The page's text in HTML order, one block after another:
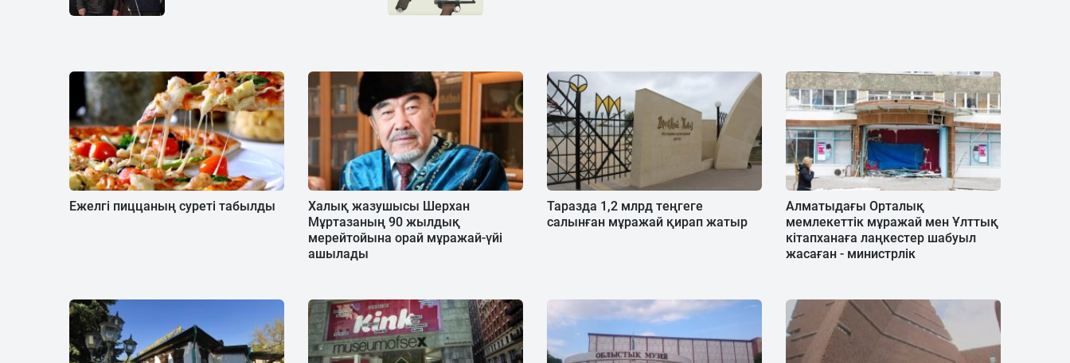
Ежелгі пиццаның суреті табылды
Халық жазушысы Шерхан
Мұртазаның 90 жылдық
мерейтойына орай мұражай-үйі
ашылады
Таразда 1,2 млрд теңгеге
салынған мұражай қирап жатыр
Алматыдағы Орталық
мемлекеттік мұражай мен Ұлттық
кітапханаға лаңкестер шабуыл
жасаған - министрлік